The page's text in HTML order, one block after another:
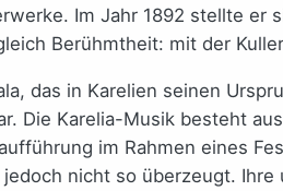
Im Jahr 1892 stellte er
Berühmtheit: mit der
das in Karelien seinen
Die Karelia-Musik besteht
im Rahmen eines
nicht so überzeugt.